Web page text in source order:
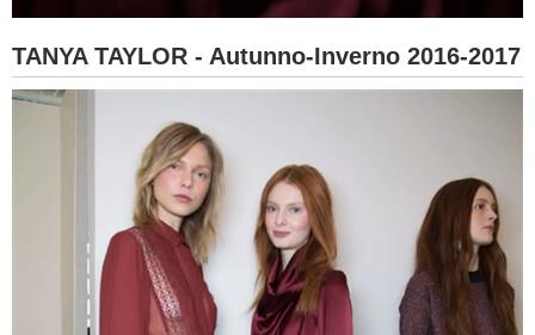
TANYA TAYLOR - Autunno-Inverno 2016-2017